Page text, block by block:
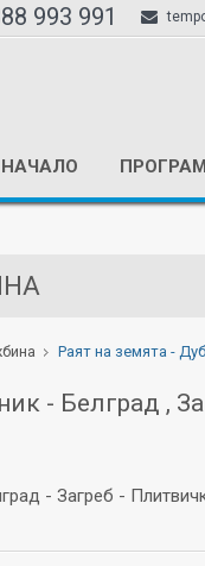
993 991
НАЧАЛО
Раят на земята -
- Белград ,
- Загреб -